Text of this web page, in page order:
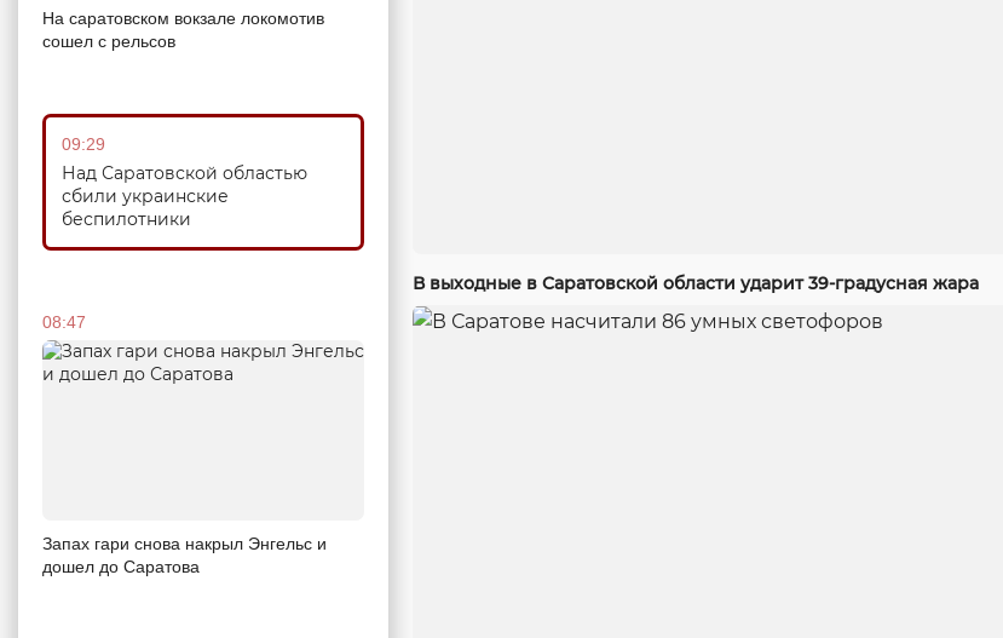
На саратовском вокзале локомотив
сошел с рельсов
09:29
Над Саратовской областью
сбили украинские
беспилотники
08:47
Запах гари снова накрыл Энгельс и
дошел до Саратова
В выходные в Саратовской области ударит 39-градусная жара